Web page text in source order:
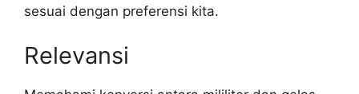
sesuai dengan preferensi kita.
Relevansi